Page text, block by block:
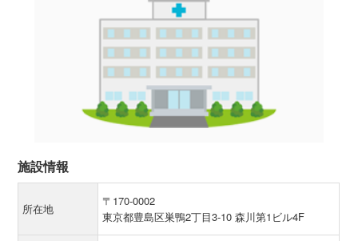
施設情報
所在地
〒170-0002
東京都豊島区巣鴨2丁目3-10 森川第1ビル4F